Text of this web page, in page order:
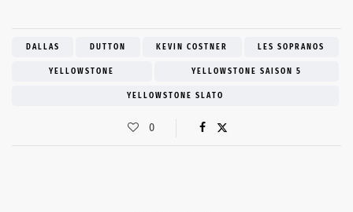
DALLAS DUTTON KEVIN COSTNER LES SOPRANOS
YELLOWSTONE YELLOWSTONE SAISON 5
YELLOWSTONE SLATO
0